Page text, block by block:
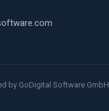
by GoDigital Software GmbH